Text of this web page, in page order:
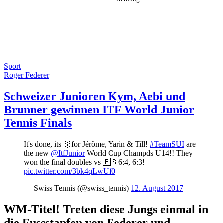
Sport
Roger Federer
Schweizer Junioren Kym, Aebi und
Brunner gewinnen ITF World Junior
Tennis Finals
It's done, its 🥇for Jérôme, Yarin & Till! #TeamSUI are
the new @ItfJuniorWorld Cup Champds U14!! They
won the final doubles vs 🇪🇸6:4, 6:3!
pic.twitter.com/3bk4qLwUf0
— Swiss Tennis (@swiss_tennis) 12. August 2017
WM-Titel! Treten diese Jungs einmal in